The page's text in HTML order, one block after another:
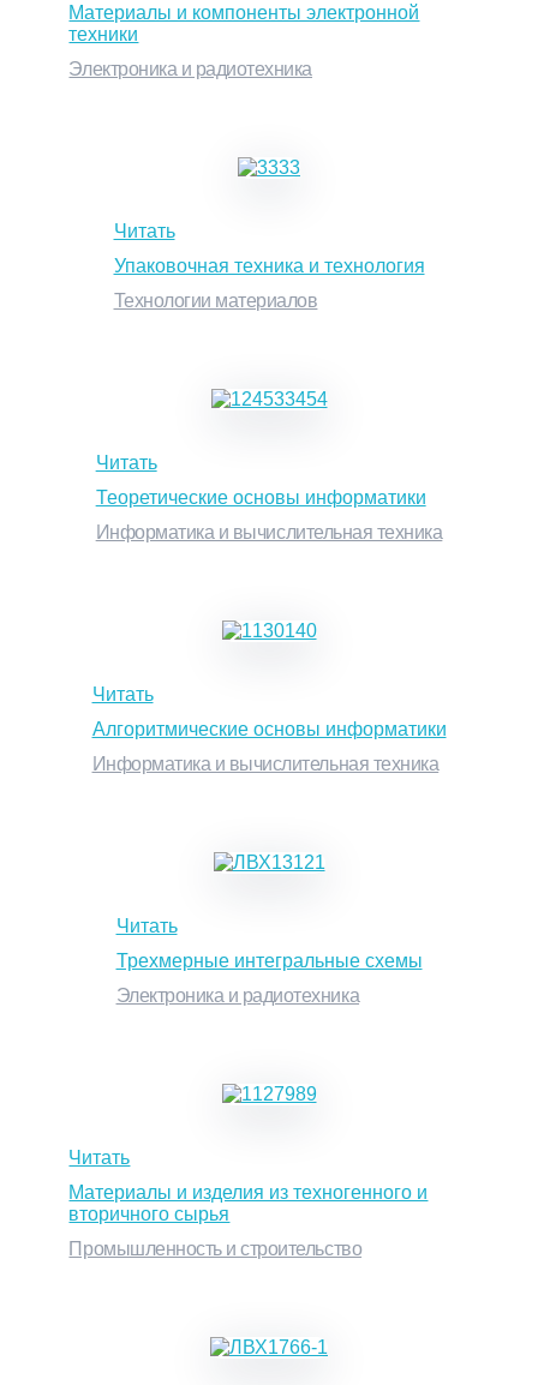
Материалы и компоненты электронной
техники
Электроника и радиотехника
Упаковочная техника и технология
Технологии материалов
Читать
Теоретические основы информатики
Информатика и вычислительная техника
Читать
Алгоритмические основы информатики
Информатика и вычислительная техника
Читать
Трехмерные интегральные схемы
Электроника и радиотехника
Читать
Материалы и изделия из техногенного и
вторичного сырья
Промышленность и строительство
Читать